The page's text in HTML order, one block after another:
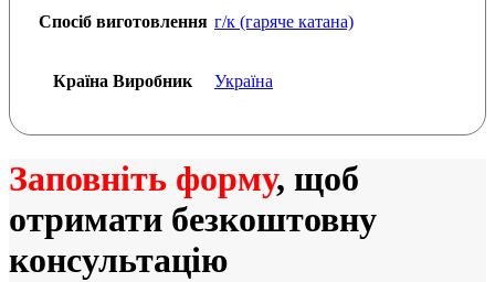
Спосіб виготовлення г/к (гаряче катана)
Країна Виробник Україна
Заповніть форму, щоб
отримати безкоштовну
консультацію